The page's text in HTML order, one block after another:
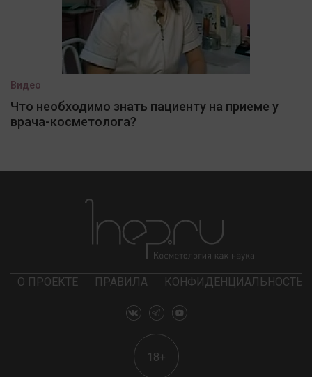
Видео
Что необходимо знать пациенту на приеме у
врача-косметолога?
О ПРОЕКТЕ ПРАВИЛА КОНФИДЕНЦИАЛЬНОСТЬ
18+